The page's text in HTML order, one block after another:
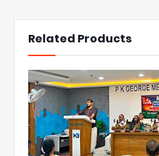
Related Products